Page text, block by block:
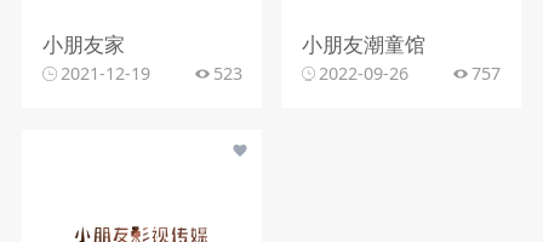
小朋友家
2021-12-19 523
小朋友潮童馆
2022-09-26 757